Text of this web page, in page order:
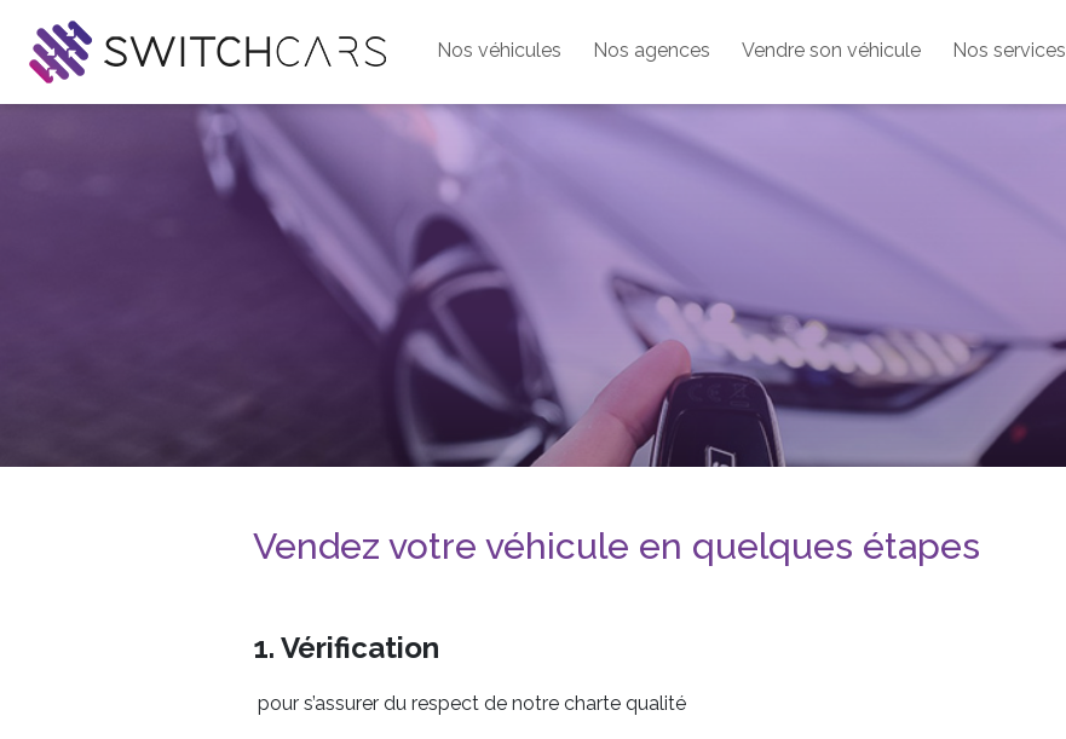
Nos véhicules Nos agences Vendre son véhicule Nos services
Vendez votre véhicule en quelques étapes
1. Vérification
pour s’assurer du respect de notre charte qualité